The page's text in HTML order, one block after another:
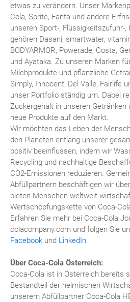
etwas zu verändern. Unser
Cola, Sprite, Fanta und andere
unseren Sport-, Flüssigkeitszufuhr-,
gehören Dasani, smartwater,
BODYARMOR, Powerade, Costa,
und Ayataka. Zu unseren Marken
Milchprodukte und pflanzliche
Simply, Innocent, Del Valle, Fairlife
unser Portfolio ständig um. Dabei
Zuckergehalt in unseren Getränken
neue Produkte auf den Markt.
Wir möchten das Leben der
den Planeten entlang unserer
positiv beeinflussen, indem wir
Recycling und nachhaltige
CO2-Emissionen reduzieren.
Abfüllpartnern beschäftigen wir
bieten Menschen weltweit
Wertschöpfungskette von Coca-
Erfahren Sie mehr bei Coca-Cola
colacompany.com und folgen Sie
Facebook und LinkedIn.
Über Coca-Cola Österreich:
Coca-Cola ist in Österreich bereits
Bestandteil der heimischen
unserem Abfüllpartner Coca-Cola